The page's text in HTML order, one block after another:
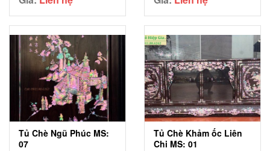
Tủ Chè Ngũ Phúc MS:
07
Tủ Chè Khảm ốc Liên
Chi MS: 01